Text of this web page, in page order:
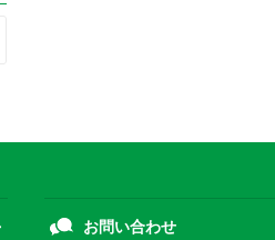
お問い合わせ